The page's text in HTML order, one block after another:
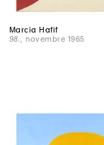
Marcia Hafif
98.
, novembre 1965